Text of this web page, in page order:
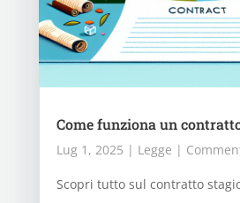
Come funziona un
Lug 1, 2025 | Legge |
Scopri tutto sul contratto